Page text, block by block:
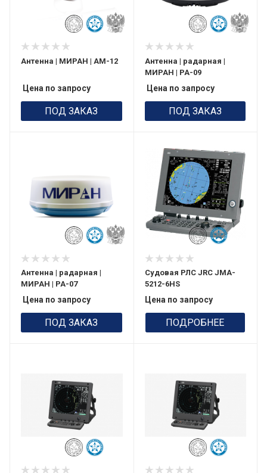
Антенна | МИРАН | АМ-12
Цена по запросу
ПОД ЗАКАЗ
Антенна | радарная |
МИРАН | РА-09
Цена по запросу
ПОД ЗАКАЗ
Антенна | радарная |
МИРАН | РА-07
Цена по запросу
ПОД ЗАКАЗ
Судовая РЛС JRC JMA-
5212-6HS
Цена по запросу
ПОДРОБНЕЕ